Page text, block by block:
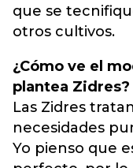
que se
otros cultivos.
¿Cómo ve el
plantea Zidres?
Las Zidres
necesidades
Yo pienso que